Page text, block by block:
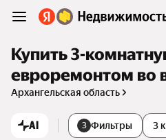
Купить 3-
евроремонтом во
Архангельская область
AI 3 Фильтры 3